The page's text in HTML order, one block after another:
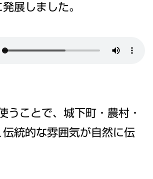
展しました。
うことで、城下町・農村・
統的な雰囲気が自然に伝